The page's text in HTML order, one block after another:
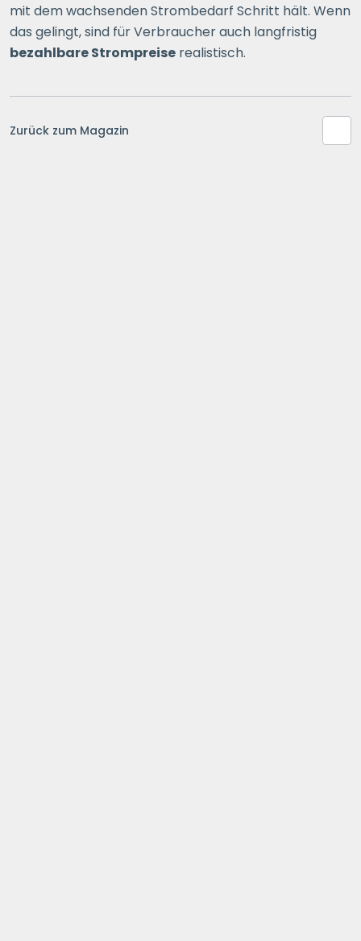
mit dem wachsenden Strombedarf Schritt hält. Wenn
das gelingt, sind für Verbraucher auch langfristig
bezahlbare Strompreise realistisch.
Zurück zum Magazin